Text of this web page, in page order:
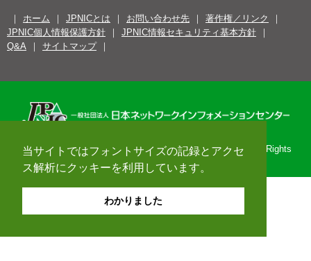
当サイトではフォントサイズの記録とアクセ
ス解析にクッキーを利用しています。
わかりました
ホーム JPNICとは お問い合わせ先
著作権／リンク
JPNIC個人情報保護方針
JPNIC情報セキュリティ基本方針
Q&A
サイトマップ
Copyright© 1996-2026 Japan Network Information Center. All Rights
Reserved.